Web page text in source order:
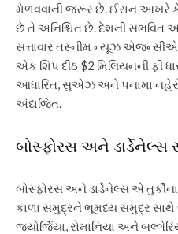
મેળવવાની જરૂર છે. ઈરાન આખરે
છે તે અનિશ્ચિત છે.દેશની સંભવિત
સત્તાવાર તસ્નીમ ન્યૂઝ એજન્સીએ
એક શિપ દીઠ $2 મિલિયનની ફી
આધારિત, સુએઝ અને પનામા નહેરો
અંદાજિત.
બોસ્ફોરસ અને ડાર્ડેનેલ્સ
બોસ્ફોરસ અને ડાર્ડેનેલ્સ એ
કાળા સમુદ્રને ભૂમધ્ય સમુદ્ર
જ્યોર્જિયા, રોમાનિયા અને